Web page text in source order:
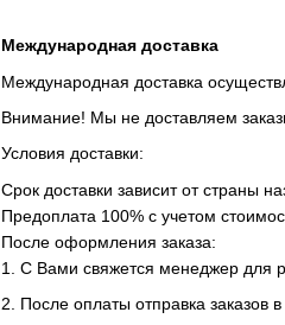
Международная доставка
Международная доставка
Внимание! Мы не доставляем
Условия доставки:
Срок доставки зависит от страны
Предоплата 100% с учетом
После оформления заказа:
1. С Вами свяжется менеджер для
2. После оплаты отправка заказов